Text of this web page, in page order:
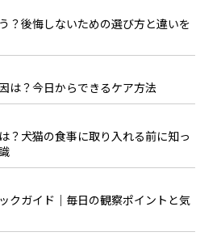
？後悔しないための選び方と違いを
は？今日からできるケア方法
？犬猫の食事に取り入れる前に知っ
クガイド｜毎日の観察ポイントと気